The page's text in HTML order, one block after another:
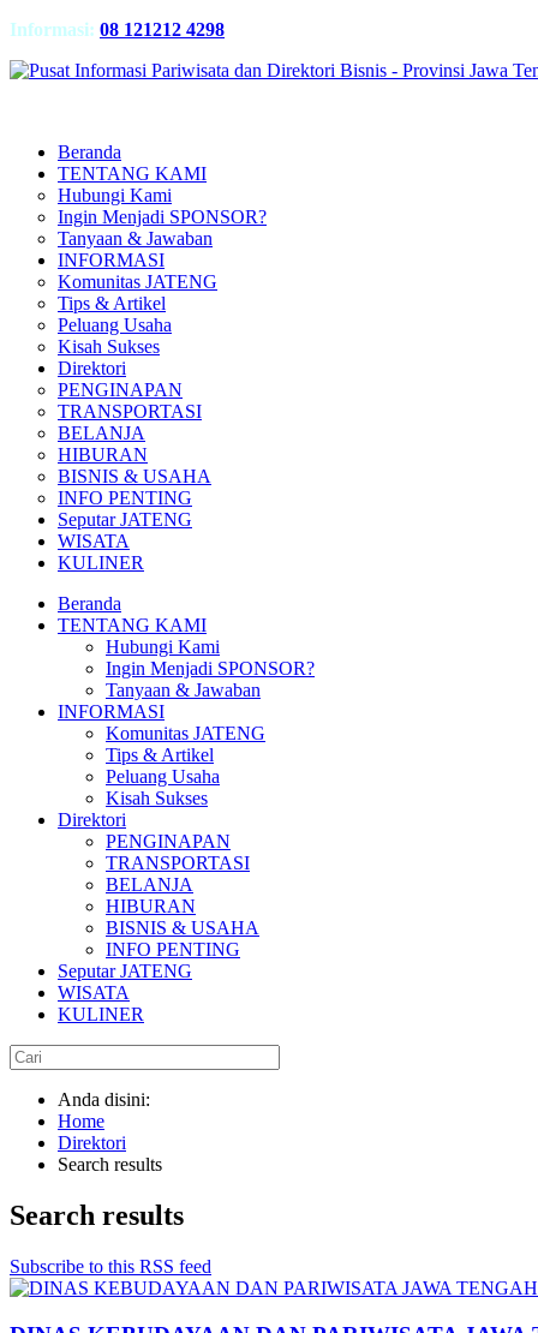
Informasi: 08 121212 4298
Beranda
TENTANG KAMI
Hubungi Kami
Ingin Menjadi SPONSOR?
Tanyaan & Jawaban
INFORMASI
Komunitas JATENG
Tips & Artikel
Peluang Usaha
Kisah Sukses
Direktori
PENGINAPAN
TRANSPORTASI
BELANJA
HIBURAN
BISNIS & USAHA
INFO PENTING
Seputar JATENG
WISATA
KULINER
Beranda
TENTANG KAMI
Hubungi Kami
Ingin Menjadi SPONSOR?
Tanyaan & Jawaban
INFORMASI
Komunitas JATENG
Tips & Artikel
Peluang Usaha
Kisah Sukses
Direktori
PENGINAPAN
TRANSPORTASI
BELANJA
HIBURAN
BISNIS & USAHA
INFO PENTING
Seputar JATENG
WISATA
KULINER
Anda disini:
Home
Direktori
Search results
Search results
Subscribe to this RSS feed